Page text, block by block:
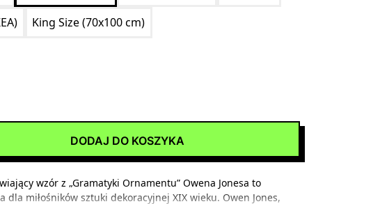
King Size (70x100 cm)
DODAJ DO KOSZYKA
wzór z „Gramatyki Ornamentu” Owena Jonesa to
dla miłośników sztuki dekoracyjnej XIX wieku. Owen Jones,